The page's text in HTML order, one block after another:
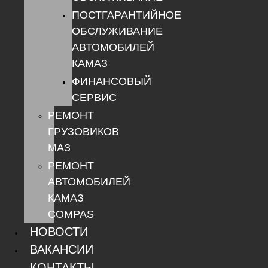
ПОСТГАРАНТИЙНОЕ
ОБСЛУЖИВАНИЕ
АВТОМОБИЛЕЙ
КАМАЗ
ФИНАНСОВЫЙ
СЕРВИС
РЕМОНТ
ГРУЗОВИКОВ
МАЗ
РЕМОНТ
АВТОМОБИЛЕЙ
КАМАЗ
COMPAS
НОВОСТИ
ВАКАНСИИ